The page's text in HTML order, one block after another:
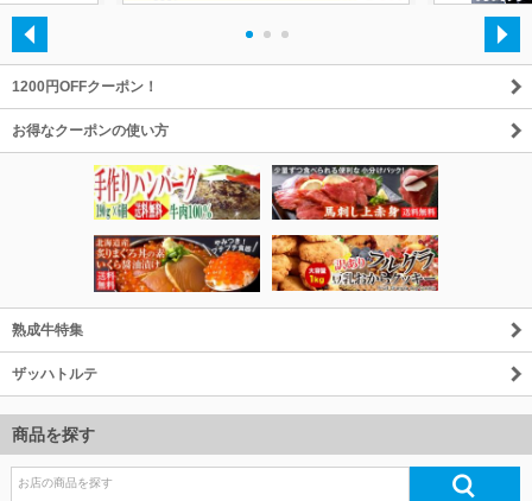
1200円OFFクーポン！
お得なクーポンの使い方
熟成牛特集
ザッハトルテ
商品を探す